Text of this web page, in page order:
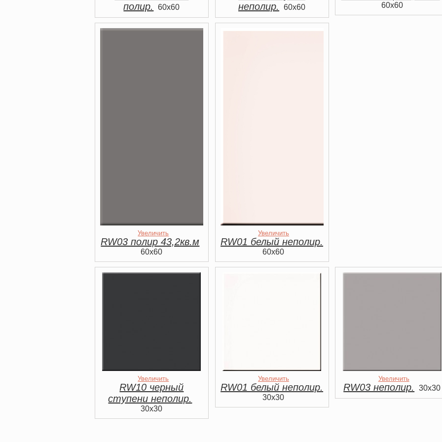
полир.
60x60
неполир.
60x60 60x60
Увеличить
RW03 полир 43,2кв.м
60x60
Увеличить
RW01 белый неполир.
60x60
Увеличить
RW10 черный
ступени неполир.
30x30
Увеличить
RW01 белый неполир.
30x30
Увеличить
RW03 неполир. 30x30